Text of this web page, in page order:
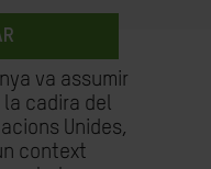
va assumir
cadira del
Unides,
context